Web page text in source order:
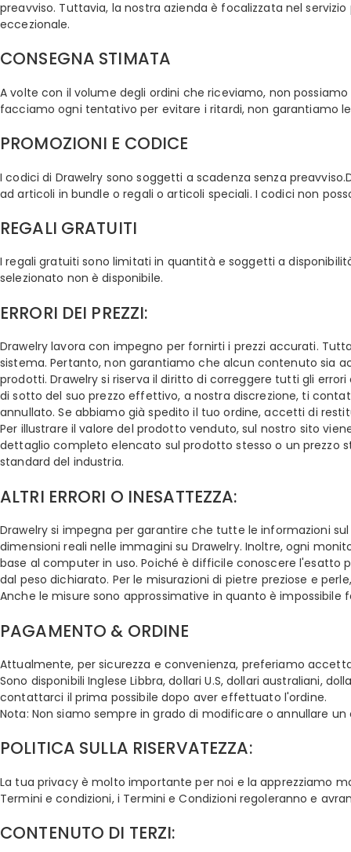
preavviso. Tuttavia, la nostra azienda è focalizzata nel
eccezionale.
CONSEGNA STIMATA
A volte con il volume degli ordini che riceviamo, non
facciamo ogni tentativo per evitare i ritardi, non garantiamo
PROMOZIONI E CODICE
I codici di Drawelry sono soggetti a scadenza senza
ad articoli in bundle o regali o articoli speciali. I codici non
REGALI GRATUITI
I regali gratuiti sono limitati in quantità e soggetti a
selezionato non è disponibile.
ERRORI DEI PREZZI:
Drawelry lavora con impegno per fornirti i prezzi accurati.
sistema. Pertanto, non garantiamo che alcun contenuto sia
prodotti. Drawelry si riserva il diritto di correggere tutti gli
di sotto del suo prezzo effettivo, a nostra discrezione, ti
annullato. Se abbiamo già spedito il tuo ordine, accetti di
Per illustrare il valore del prodotto venduto, sul nostro sito
dettaglio completo elencato sul prodotto stesso o un prezzo
standard del industria.
ALTRI ERRORI O INESATTEZZA:
Drawelry si impegna per garantire che tutte le informazioni
dimensioni reali nelle immagini su Drawelry. Inoltre, ogni
base al computer in uso. Poiché è difficile conoscere
dal peso dichiarato. Per le misurazioni di pietre preziose e
Anche le misure sono approssimative in quanto è
PAGAMENTO & ORDINE
Attualmente, per sicurezza e convenienza, preferiamo
Sono disponibili Inglese Libbra, dollari U.S, dollari australiani,
contattarci il prima possibile dopo aver effettuato l'ordine.
Nota: Non siamo sempre in grado di modificare o annullare
POLITICA SULLA RISERVATEZZA:
La tua privacy è molto importante per noi e la apprezziamo
Termini e condizioni, i Termini e Condizioni regoleranno e
CONTENUTO DI TERZI: